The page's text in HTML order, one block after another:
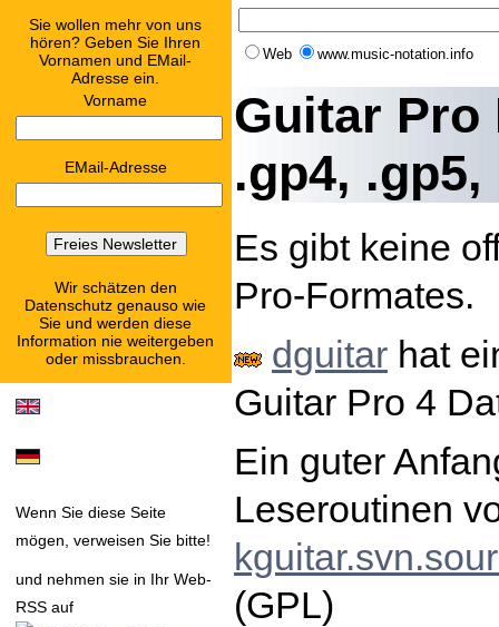
Sie wollen mehr von uns
hören? Geben Sie Ihren
Vornamen und EMail-
Adresse ein.
Vorname
EMail-Adresse
Wir schätzen den
Datenschutz genauso wie
Sie und werden diese
Information nie weitergeben
oder missbrauchen.
Wenn Sie diese Seite
mögen, verweisen Sie bitte!
und nehmen sie in Ihr Web-
RSS auf
Web www.music-notation.info
Guitar Pro
.gp4, .gp5,
Es gibt keine
Pro-Formates.
dguitar hat
Guitar Pro 4
Ein guter
Leseroutinen
(GPL)